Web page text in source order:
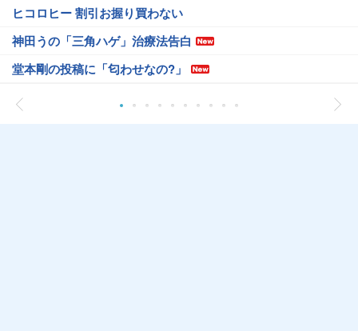
ヒコロヒー 割引お握り買わない
神田うの「三角ハゲ」治療法告白
堂本剛の投稿に「匂わせなの?」